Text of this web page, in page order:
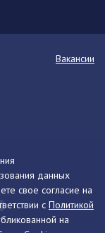
данных
свое согласие на
с Политикой
на
Вакансии